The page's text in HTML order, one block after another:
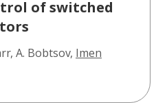
of switched
, A. Bobtsov, Imen